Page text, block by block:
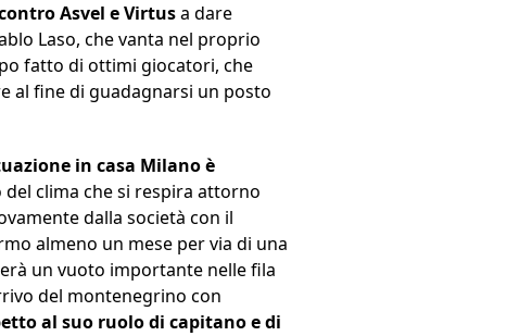
Asvel e Virtusa dare
Laso, che vanta nel proprio
fatto di ottimi giocatori, che
al fine di guadagnarsi un posto
in casa Milano è
del clima che si respira attorno
dalla società con il
almeno un mese per via di una
un vuoto importante nelle fila
del montenegrino con
al suo ruolo di capitano e di